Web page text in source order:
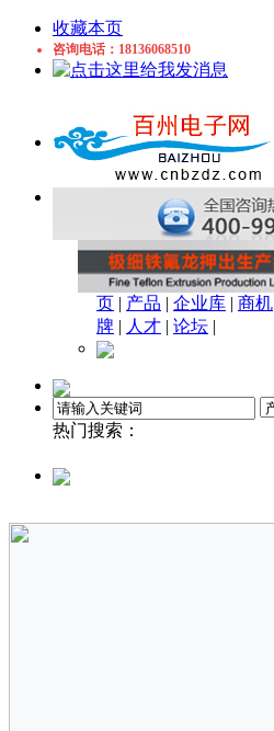
收藏本页
咨询电话：18136068510
页 | 产品 | 企业库 | 商机
牌 | 人才 | 论坛 |
热门搜索：